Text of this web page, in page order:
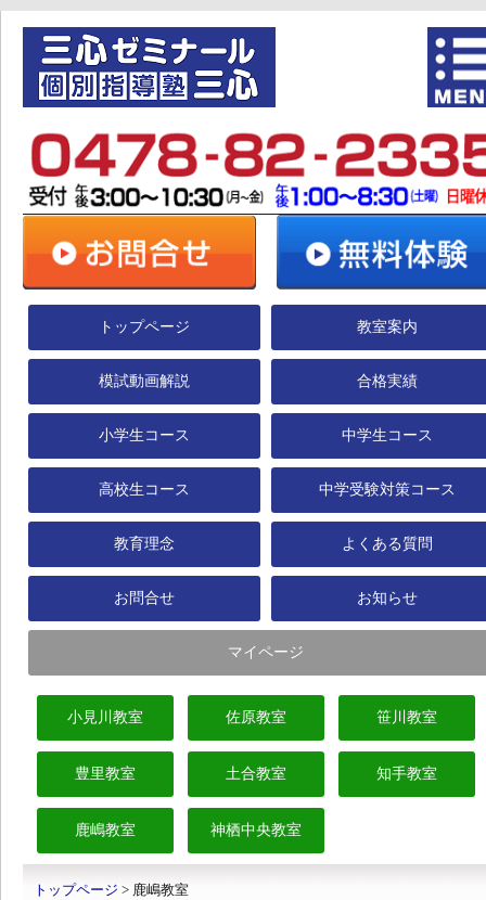
トップページ 教室案内
模試動画解説 合格実績
小学生コース 中学生コース
高校生コース 中学受験対策コース
教育理念 よくある質問
お問合せ お知らせ
マイページ
小見川教室 佐原教室 笹川教室
豊里教室 土合教室 知手教室
鹿嶋教室 神栖中央教室
トップページ > 鹿嶋教室